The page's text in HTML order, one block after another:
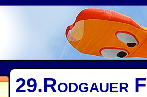
29.Rodgauer